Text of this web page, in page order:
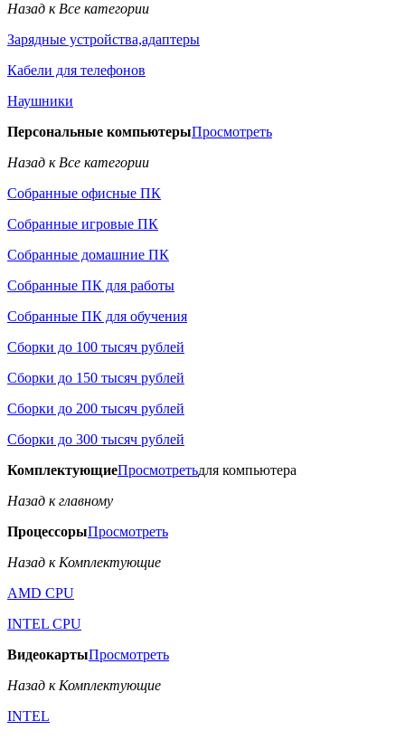
Назад к Все категории
Зарядные устройства,адаптеры
Кабели для телефонов
Наушники
Персональные компьютерыПросмотреть
Назад к Все категории
Собранные офисные ПК
Собранные игровые ПК
Собранные домашние ПК
Собранные ПК для работы
Собранные ПК для обучения
Сборки до 100 тысяч рублей
Сборки до 150 тысяч рублей
Сборки до 200 тысяч рублей
Сборки до 300 тысяч рублей
КомплектующиеПросмотретьдля компьютера
Назад к главному
ПроцессорыПросмотреть
Назад к Комплектующие
AMD CPU
INTEL CPU
ВидеокартыПросмотреть
Назад к Комплектующие
INTEL